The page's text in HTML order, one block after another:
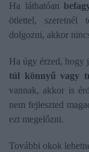
Ha láthatóan
ötlettel, szeretnél
dolgozni, akkor
Ha úgy érzed, hogy
túl könnyű vagy
vannak, akkor is
nem fejleszted
ezt megelőzni.
További okok